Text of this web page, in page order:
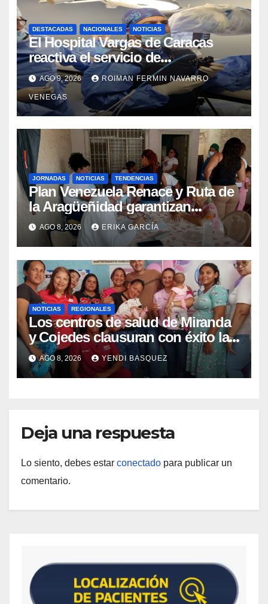
DESTACADAS NACIONALES NOTICIAS
El Hospital Vargas de Caracas
reactiva el servicio de
Colangiopancreatografía
Retrógrada Endoscópica para
beneficiar a cientos de pacientes
AGO 9, 2026 ROIMAN FERMIN NAVARRO
VENEGAS
JORNADAS NOTICIAS TENDENCIAS
Plan Venezuela Renace y Ruta de
la Aragüeñidad garantizan
atención médica integral en
Aragua
AGO 8, 2026 ERIKA GARCÍA
NOTICIAS REGIONALES
Los centros de salud de Miranda
y Cojedes clausuran con éxito la
Semana Mundial de la Lactancia
Materna
AGO 8, 2026 YENDI BASQUEZ
Deja una respuesta
Lo siento, debes estar conectado para publicar un
comentario.